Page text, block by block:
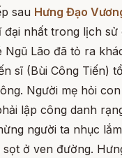
sau Hưng Đạo
nhất trong lịch sử
Lão đã tỏ ra
sĩ (Bùi Công Tiến)
Người mẹ hỏi
lập công danh
người ta nhục
ở ven đường.